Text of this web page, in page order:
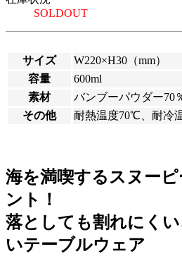
SOLDOUT
サイズ
W220×H30（mm）
容量
600ml
素材
バンブーパウダー70
その他
耐熱温度70℃、耐冷
海を満喫するスヌー
ント！
落としても割れにく
いテーブルウェア